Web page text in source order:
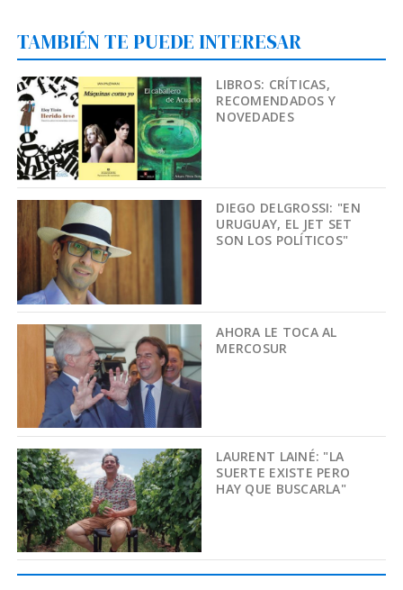
TAMBIÉN TE PUEDE INTERESAR
LIBROS: CRÍTICAS,
RECOMENDADOS Y
NOVEDADES
DIEGO DELGROSSI: "EN
URUGUAY, EL JET SET
SON LOS POLÍTICOS"
AHORA LE TOCA AL
MERCOSUR
LAURENT LAINÉ: "LA
SUERTE EXISTE PERO
HAY QUE BUSCARLA"